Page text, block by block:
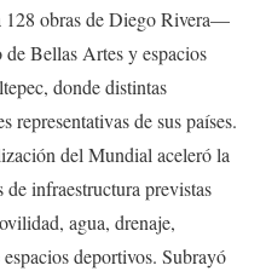
obras de Diego Rivera—
Bellas Artes y espacios
donde distintas
representativas de sus países.
del Mundial aceleró la
infraestructura previstas
agua, drenaje,
deportivos. Subrayó